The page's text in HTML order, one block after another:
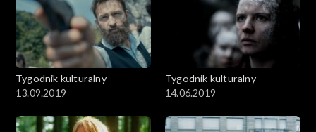
Tygodnik kulturalny
13.09.2019
Tygodnik kulturalny
14.06.2019